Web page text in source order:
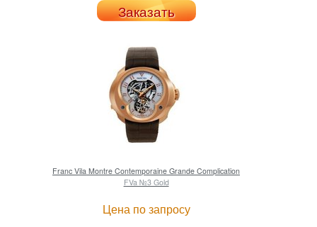
Заказать
Franc Vila Montre Contemporaine Grande Complication
FVa №3 Gold
Цена по запросу